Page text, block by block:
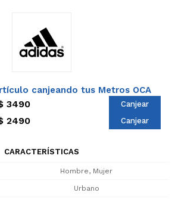
canjeando tus Metros OCA
3490 Canjear
2490 Canjear
CARACTERÍSTICAS
Hombre, Mujer
Urbano